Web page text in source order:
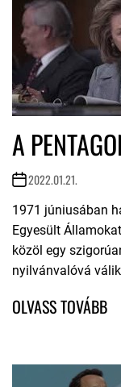
A
2022.01.21.
1971 júniusában
Egyesült
közöl egy
nyilvánvalóvá